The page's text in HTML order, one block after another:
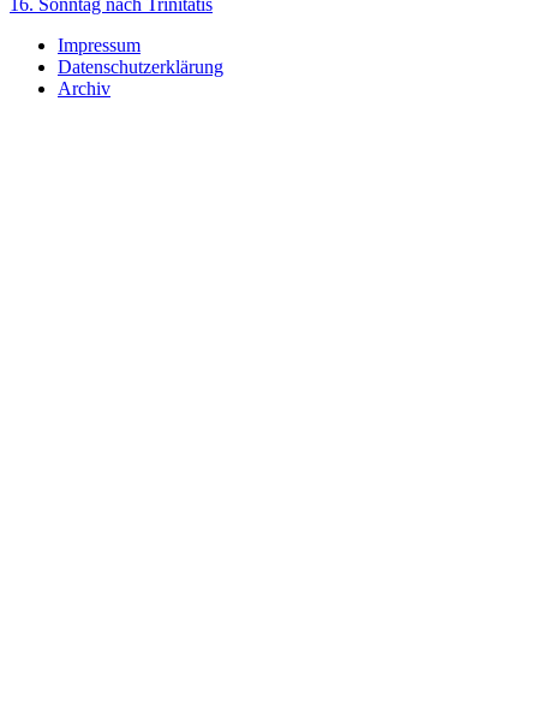
Impressum
Datenschutzerklärung
Archiv